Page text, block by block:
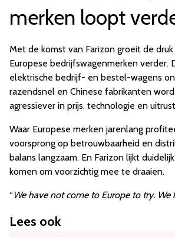
merken loopt
Met de komst van Farizon groeit de
Europese bedrijfswagenmerken verder.
elektrische bedrijf- en bestel-wagens
razendsnel en Chinese fabrikanten
agressiever in prijs, technologie en
Waar Europese merken jarenlang
voorsprong op betrouwbaarheid en
balans langzaam. En Farizon lijkt
komen om voorzichtig mee te draaien.
“We have not come to Europe to try. We
Lees ook